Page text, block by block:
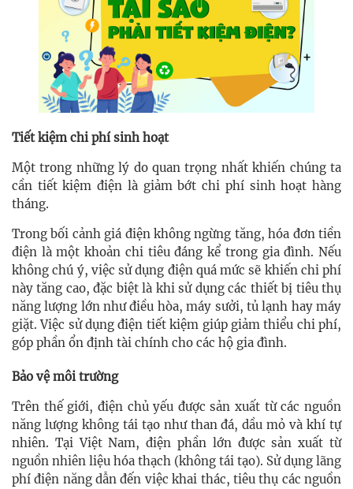
Tiết kiệm chi phí sinh hoạt
Một trong những lý do quan trọng nhất khiến chúng ta
cần tiết kiệm điện là giảm bớt chi phí sinh hoạt hàng
tháng.
Trong bối cảnh giá điện không ngừng tăng, hóa đơn tiền
điện là một khoản chi tiêu đáng kể trong gia đình. Nếu
không chú ý, việc sử dụng điện quá mức sẽ khiến chi phí
này tăng cao, đặc biệt là khi sử dụng các thiết bị tiêu thụ
năng lượng lớn như điều hòa, máy sưởi, tủ lạnh hay máy
giặt. Việc sử dụng điện tiết kiệm giúp giảm thiểu chi phí,
góp phần ổn định tài chính cho các hộ gia đình.
Bảo vệ môi trường
Trên thế giới, điện chủ yếu được sản xuất từ các nguồn
năng lượng không tái tạo như than đá, dầu mỏ và khí tự
nhiên. Tại Việt Nam, điện phần lớn được sản xuất từ
nguồn nhiên liệu hóa thạch (không tái tạo). Sử dụng lãng
phí điện năng dẫn đến việc khai thác, tiêu thụ các nguồn